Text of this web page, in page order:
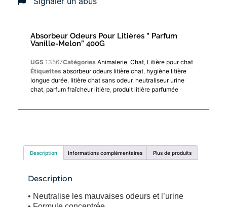
Absorbeur Odeurs Pour Litières ” Parfum
Vanille-Melon” 400G
UGS 13567Catégories Animalerie Chat Litière pour chat
Étiquettes absorbeur odeurs litière chat hygiène litière
longue durée litière chat sans odeur, neutraliseur urine
chat parfum fraîcheur litière produit litière parfumée
Description Informations complémentaires Plus de produits
Description
• Neutralise les mauvaises odeurs et l’urine